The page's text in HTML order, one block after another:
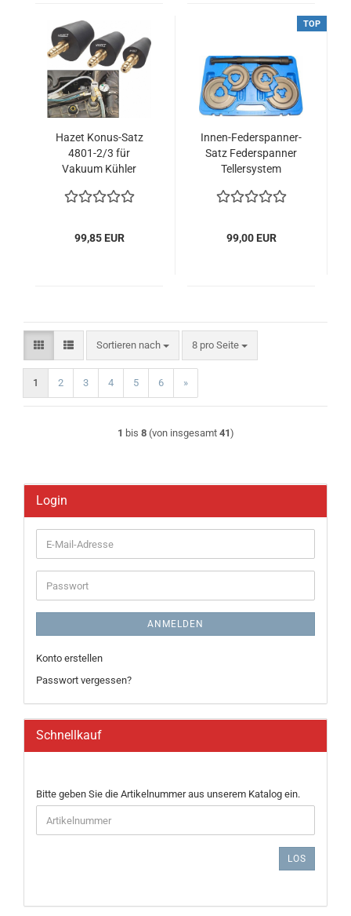
Hazet Konus-Satz
4801-2/3 für
Vakuum Kühler
99,85 EUR
TOP
Innen-Federspanner-
Satz Federspanner
Tellersystem
99,00 EUR
Sortieren nach
Sortieren nach 8 pro Seite
pro Seite
1 2 3 4 5 6 »
1 bis 8(von insgesamt 41)
Login
E-
Mail-
Adresse
Passwort
ANMELDEN
Konto erstellen
Passwort vergessen?
Schnellkauf
BITTE
GEBEN
SIE
DIE
EIN.
Bitte geben Sie die Artikelnummer aus unserem Katalog ein.
LOS